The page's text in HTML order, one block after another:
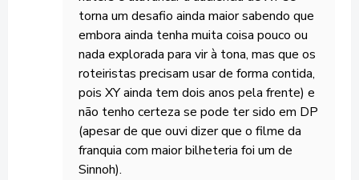
torna um desafio ainda maior sabendo que
embora ainda tenha muita coisa pouco ou
nada explorada para vir à tona, mas que os
roteiristas precisam usar de forma contida,
pois XY ainda tem dois anos pela frente) e
não tenho certeza se pode ter sido em DP
(apesar de que ouvi dizer que o filme da
franquia com maior bilheteria foi um de
Sinnoh).